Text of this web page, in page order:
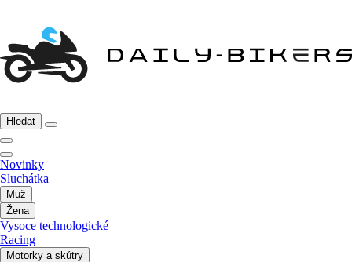
Hledat
Novinky
Sluchátka
Muž
Žena
Vysoce technologické
Racing
Motorky a skútry